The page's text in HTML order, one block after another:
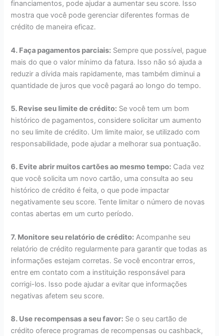
financiamentos, pode ajudar a aumentar seu score. Isso
mostra que você pode gerenciar diferentes formas de
crédito de maneira eficaz.
4. Faça pagamentos parciais: Sempre que possível, pague
mais do que o valor mínimo da fatura. Isso não só ajuda a
reduzir a dívida mais rapidamente, mas também diminui a
quantidade de juros que você pagará ao longo do tempo.
5. Revise seu limite de crédito: Se você tem um bom
histórico de pagamentos, considere solicitar um aumento
no seu limite de crédito. Um limite maior, se utilizado com
responsabilidade, pode ajudar a melhorar sua pontuação.
6. Evite abrir muitos cartões ao mesmo tempo: Cada vez
que você solicita um novo cartão, uma consulta ao seu
histórico de crédito é feita, o que pode impactar
negativamente seu score. Tente limitar o número de novas
contas abertas em um curto período.
7. Monitore seu relatório de crédito: Acompanhe seu
relatório de crédito regularmente para garantir que todas as
informações estejam corretas. Se você encontrar erros,
entre em contato com a instituição responsável para
corrigi-los. Isso pode ajudar a evitar que informações
negativas afetem seu score.
8. Use recompensas a seu favor: Se o seu cartão de
crédito oferece programas de recompensas ou cashback,